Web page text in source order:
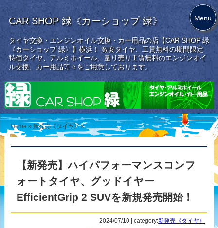
CAR SHOP 緑《カーショップ 緑》
タイヤ交換・エンジンオイル交換・カー用品の店【CAR SHOP 緑
《カーショップ 緑》】横浜！ 激安タイヤ、工賃無料の期間限定
特価タイヤ、アルミホイール、量り売り工賃無料のエンジンオイ
ル交換、カー用品等々をご用意しております。
Home »新発売《タイヤ》 »
【新発売】ハイパフォーマンスコンフ
ォートタイヤ、グッドイヤー
EfficientGrip 2 SUVを新規発売開始！
2024/07/10 | category:新発売《タイヤ》
Menu